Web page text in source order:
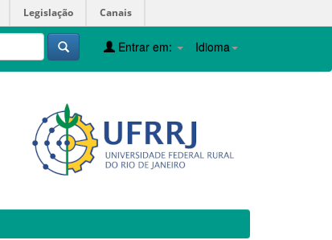
Legislação Canais
Idioma
Entrar em: